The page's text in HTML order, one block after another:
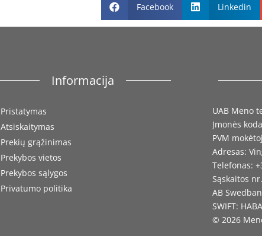
 Facebook  Linkedin
Informacija
Pristatymas
Atsiskaitymas
Prekių grąžinimas
Prekybos vietos
Prekybos sąlygos
Privatumo politika
UAB Meno
Įmonės
PVM
Adresas:
Telefonas:
Sąskaitos
AB
SWIFT:
© 2026